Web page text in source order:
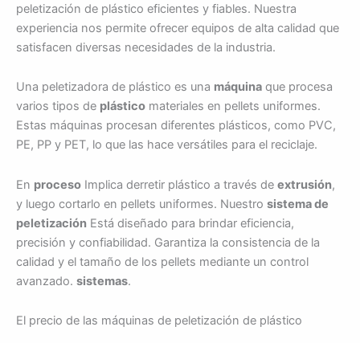
peletización de plástico eficientes y fiables. Nuestra
experiencia nos permite ofrecer equipos de alta calidad que
satisfacen diversas necesidades de la industria.
Una peletizadora de plástico es una máquina que procesa
varios tipos de plástico materiales en pellets uniformes.
Estas máquinas procesan diferentes plásticos, como PVC,
PE, PP y PET, lo que las hace versátiles para el reciclaje.
En proceso Implica derretir plástico a través de extrusión,
y luego cortarlo en pellets uniformes. Nuestro sistema de
peletización Está diseñado para brindar eficiencia,
precisión y confiabilidad. Garantiza la consistencia de la
calidad y el tamaño de los pellets mediante un control
avanzado. sistemas.
El precio de las máquinas de peletización de plástico